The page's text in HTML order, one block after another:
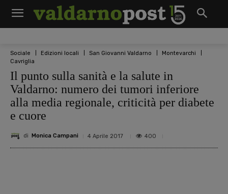
Sociale Edizioni locali San Giovanni Valdarno
Montevarchi
Cavriglia
Il punto sulla sanità e la salute in
Valdarno: numero dei tumori inferiore
alla media regionale, criticità per diabete
e cuore
di Monica Campani 4 Aprile 2017 400